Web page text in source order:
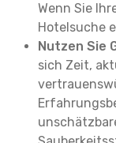
Wenn Sie
Hotelsuche
Nutzen Sie
sich Zeit,